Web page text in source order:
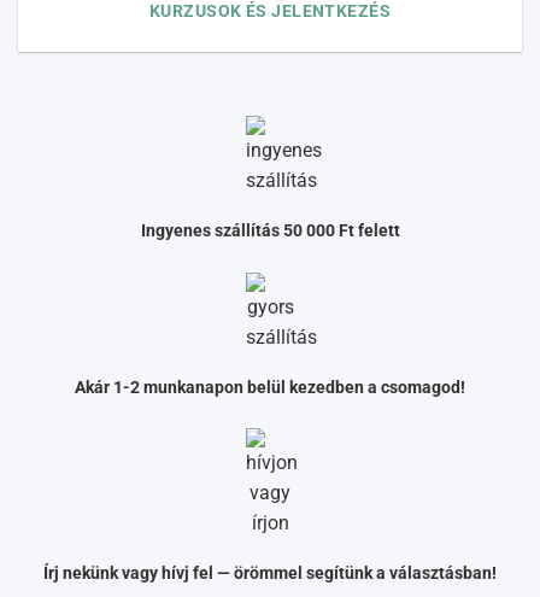
KURZUSOK ÉS JELENTKEZÉS
Ingyenes szállítás 50 000 Ft felett
Akár 1-2 munkanapon belül kezedben a csomagod!
Írj nekünk vagy hívj fel — örömmel segítünk a választásban!